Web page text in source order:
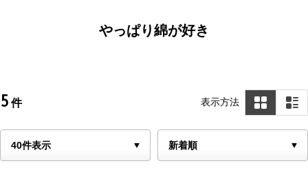
やっぱり綿が好き
5 件 表示方法